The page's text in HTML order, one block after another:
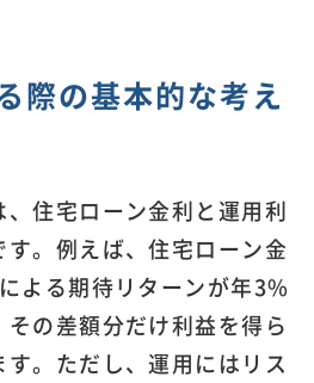
際の基本的な考え
住宅ローン金利と運用利
。例えば、住宅ローン金
よる期待リターンが年3%
の差額分だけ利益を得ら
。ただし、運用にはリス